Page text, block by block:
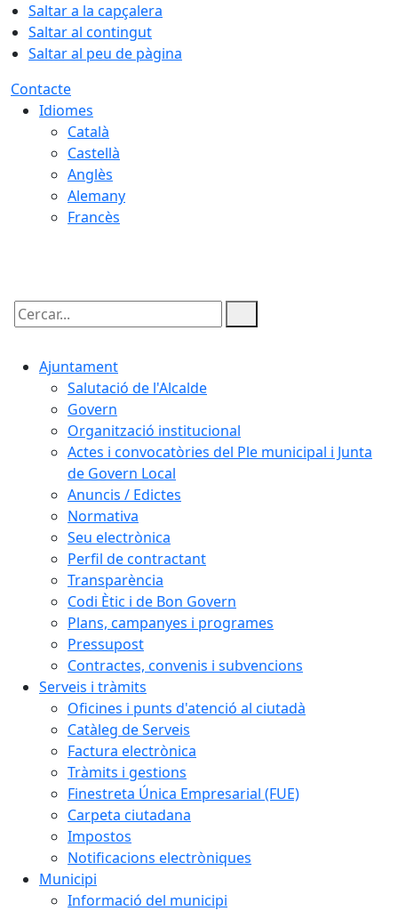
Saltar a la capçalera
Saltar al contingut
Saltar al peu de pàgina
Contacte
Idiomes
Català
Castellà
Anglès
Alemany
Francès
Cercar:
Ajuntament
Salutació de l'Alcalde
Govern
Organització institucional
Actes i convocatòries del Ple municipal i Junta
de Govern Local
Anuncis / Edictes
Normativa
Seu electrònica
Perfil de contractant
Transparència
Codi Ètic i de Bon Govern
Plans, campanyes i programes
Pressupost
Contractes, convenis i subvencions
Serveis i tràmits
Oficines i punts d'atenció al ciutadà
Catàleg de Serveis
Factura electrònica
Tràmits i gestions
Finestreta Única Empresarial (FUE)
Carpeta ciutadana
Impostos
Notificacions electròniques
Municipi
Informació del municipi